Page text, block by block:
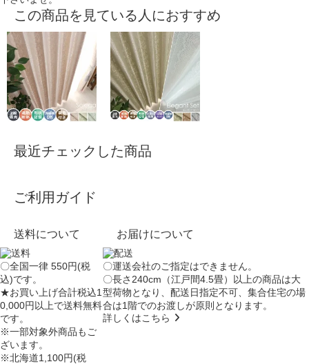
この商品を見ている人におすすめ
最近チェックした商品
ご利用ガイド
送料について
〇全国一律 550円(税
込)です。
★お買い上げ合計税込1
0,000円以上で送料無料
です。
※一部対象外商品もご
ざいます。
※北海道1,100円(税
お届けについて
〇運送会社のご指定はできません。
〇長さ240cm（江戸間4.5畳）以上の商品は大
型荷物となり、配送日指定不可 、集合住宅の場
合は1階でのお渡しが原則となります。
詳しくはこちら